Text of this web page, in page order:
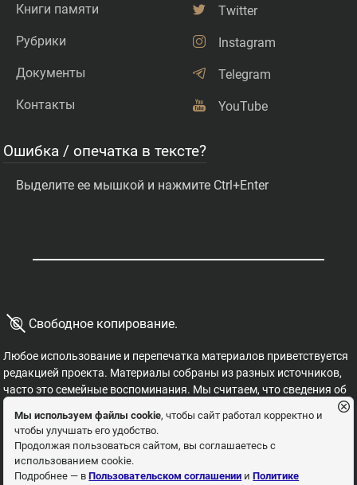
Книги памяти
Рубрики
Документы
Контакты
Twitter
Instagram
Telegram
YouTube
Ошибка / опечатка в тексте?
Выделите ее мышкой и нажмите Ctrl+Enter
© Свободное копирование.
Любое использование и перепечатка материалов приветствуется
редакцией проекта. Материалы собраны из разных источников,
часто это семейные воспоминания. Мы считаем, что сведения об
этих важных страницах истории должны быть свободными для
распространения, на них не могут накладываться никакие
ограничения. Это наша история, и мы обязаны ее знать,
сохранять и рассказывать детям.
Пользовательское соглашение Политика
Мы используем файлы cookie, чтобы сайт работал корректно и
чтобы улучшать его удобство.
Продолжая пользоваться сайтом, вы соглашаетесь с
использованием cookie.
Подробнее — вПользовательском соглашении иПолитике